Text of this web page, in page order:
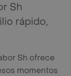
Sh
rápido,
Sh ofrece
momentos